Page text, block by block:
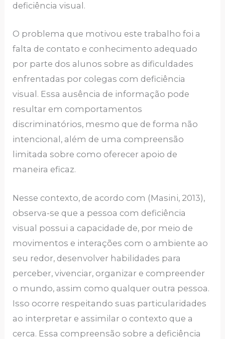
deficiência visual.
O problema que motivou este trabalho foi a
falta de contato e conhecimento adequado
por parte dos alunos sobre as dificuldades
enfrentadas por colegas com deficiência
visual. Essa ausência de informação pode
resultar em comportamentos
discriminatórios, mesmo que de forma não
intencional, além de uma compreensão
limitada sobre como oferecer apoio de
maneira eficaz.
Nesse contexto, de acordo com (Masini, 2013),
observa-se que a pessoa com deficiência
visual possui a capacidade de, por meio de
movimentos e interações com o ambiente ao
seu redor, desenvolver habilidades para
perceber, vivenciar, organizar e compreender
o mundo, assim como qualquer outra pessoa.
Isso ocorre respeitando suas particularidades
ao interpretar e assimilar o contexto que a
cerca. Essa compreensão sobre a deficiência